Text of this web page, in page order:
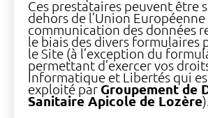
Ces prestataires peuvent être
dehors de l’Union
communication des données
le biais des divers formulaires
le Site (à l’exception du
permettant d’exercer vos
Informatique et Libertés qui
exploité par Groupement de
Sanitaire Apicole de Lozère